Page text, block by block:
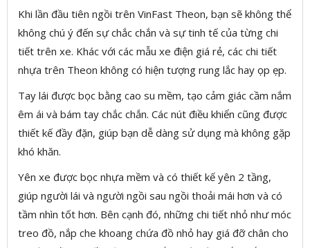
Khi lần đầu tiên ngồi trên VinFast Theon, bạn sẽ không thể
không chú ý đến sự chắc chắn và sự tinh tế của từng chi
tiết trên xe. Khác với các mẫu xe điện giá rẻ, các chi tiết
nhựa trên Theon không có hiện tượng rung lắc hay ọp ẹp.
Tay lái được bọc bằng cao su mềm, tạo cảm giác cầm nắm
êm ái và bám tay chắc chắn. Các nút điều khiển cũng được
thiết kế đầy đặn, giúp bạn dễ dàng sử dụng mà không gặp
khó khăn.
Yên xe được bọc nhựa mềm và có thiết kế yên 2 tầng,
giúp người lái và người ngồi sau ngồi thoải mái hơn và có
tầm nhìn tốt hơn. Bên cạnh đó, những chi tiết nhỏ như móc
treo đồ, nắp che khoang chứa đồ nhỏ hay giá đỡ chân cho